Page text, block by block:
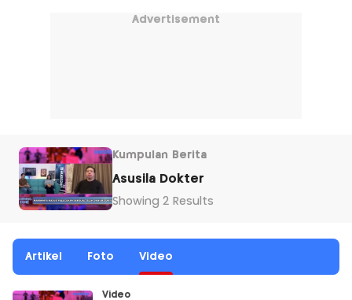
Advertisement
Kumpulan Berita
Asusila Dokter
Showing 2 Results
Artikel Foto Video
Video